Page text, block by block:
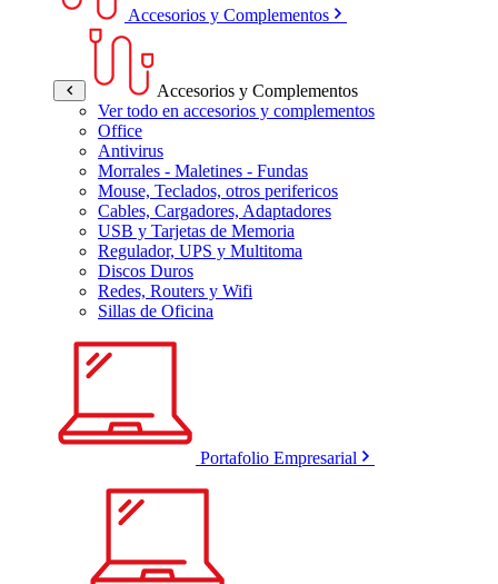
Accesorios y Complementos
Accesorios y Complementos
Ver todo en accesorios y complementos
Office
Antivirus
Morrales - Maletines - Fundas
Mouse, Teclados, otros perifericos
Cables, Cargadores, Adaptadores
USB y Tarjetas de Memoria
Regulador, UPS y Multitoma
Discos Duros
Redes, Routers y Wifi
Sillas de Oficina
Portafolio Empresarial